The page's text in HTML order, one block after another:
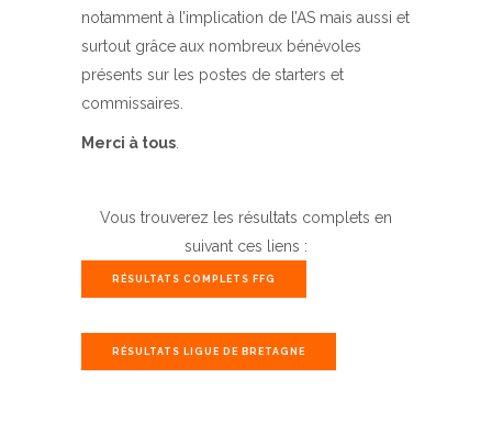
notamment à l’implication de l’AS mais aussi et
surtout grâce aux nombreux bénévoles
présents sur les postes de starters et
commissaires.
Merci à tous.
Vous trouverez les résultats complets en
suivant ces liens :
RÉSULTATS COMPLETS FFG
RÉSULTATS LIGUE DE BRETAGNE